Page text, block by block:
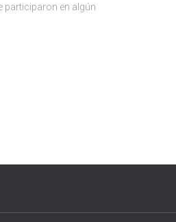
participaron en algún